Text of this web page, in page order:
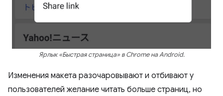
Ярлык «Быстрая страница» в Chrome на Android.
Изменения макета разочаровывают и отбивают у
пользователей желание читать больше страниц, но